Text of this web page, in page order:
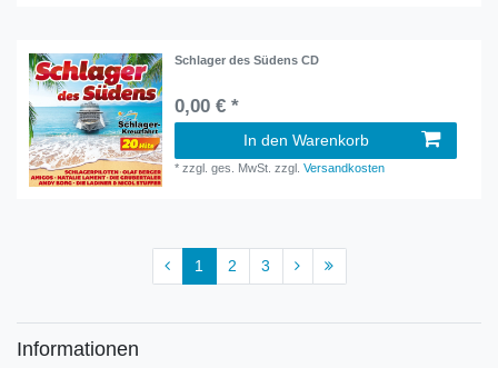
Schlager des Südens CD
0,00 € *
In den Warenkorb
*zzgl. ges. MwSt. zzgl.Versandkosten
1 2 3
Informationen